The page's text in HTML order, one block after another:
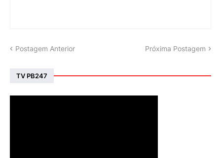
Postagem Anterior Próxima Postagem
TV PB247